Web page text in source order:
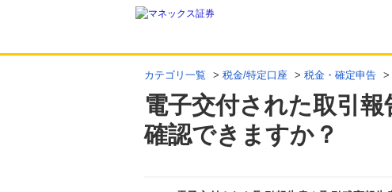
カテゴリ一覧 > 税金/特定口座 > 税金・確定申告 >
電子交付された取引
確認できますか？